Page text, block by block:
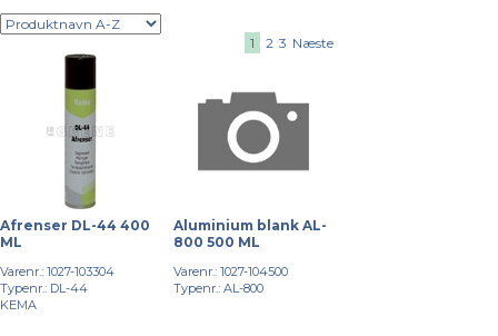
1 2 3 Næste
Afrenser DL-44 400
ML
Varenr.: 1027-103304
Typenr.: DL-44
KEMA
Aluminium blank AL-
800 500 ML
Varenr.: 1027-104500
Typenr.: AL-800